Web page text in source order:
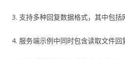
3. 支持多种回复数据格式，其中包括
4. 服务端示例中同时包含读取文件回